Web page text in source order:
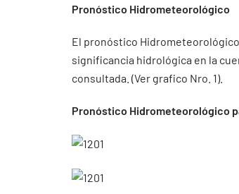
Pronóstico Hidrometeorológico
El pronóstico
significancia hidrológica en la
consultada. (Ver grafico Nro. 1).
Pronóstico Hidrometeorológico